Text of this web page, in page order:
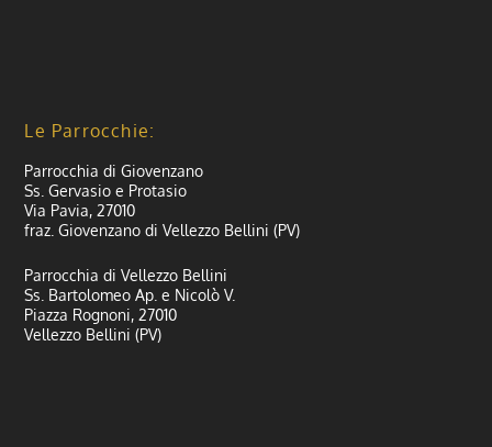
Le Parrocchie:
Parrocchia di Giovenzano
Ss. Gervasio e Protasio
Via Pavia, 27010
fraz. Giovenzano di Vellezzo Bellini (PV)
Parrocchia di Vellezzo Bellini
Ss. Bartolomeo Ap. e Nicolò V.
Piazza Rognoni, 27010
Vellezzo Bellini (PV)